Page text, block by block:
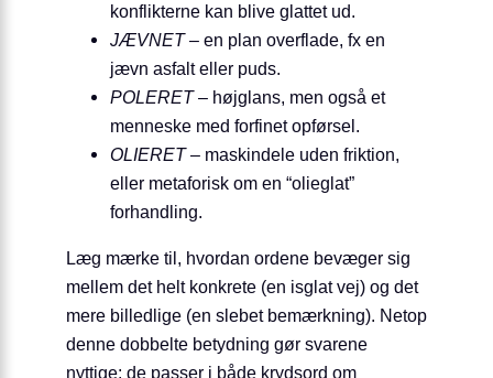
konflikterne kan blive glattet ud.
JÆVNET– en plan overflade, fx en
jævn asfalt eller puds.
POLERET– højglans, men også et
menneske med forfinet opførsel.
OLIERET– maskindele uden friktion,
eller metaforisk om en “olieglat”
forhandling.
Læg mærke til, hvordan ordene bevæger sig
mellem det helt konkrete (en isglat vej) og det
mere billedlige (en slebet bemærkning). Netop
denne dobbelte betydning gør svarene
nyttige: de passer i både krydsord om